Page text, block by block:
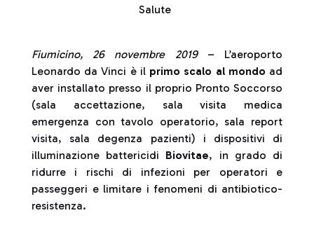
Salute
Fiumicino, 26 novembre 2019– L’aeroporto
Leonardo da Vinci è il primo scalo al mondo ad
aver installato presso il proprio Pronto Soccorso
(sala accettazione, sala visita medica
emergenza con tavolo operatorio, sala report
visita, sala degenza pazienti) i dispositivi di
illuminazione battericidi Biovitae, in grado di
ridurre i rischi di infezioni per operatori e
passeggeri e limitare i fenomeni di antibiotico-
resistenza.